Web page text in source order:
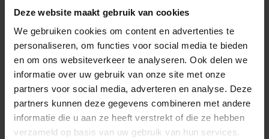
Deze website maakt gebruik van cookies
We gebruiken cookies om content en advertenties te
personaliseren, om functies voor social media te bieden
en om ons websiteverkeer te analyseren. Ook delen we
informatie over uw gebruik van onze site met onze
partners voor social media, adverteren en analyse. Deze
partners kunnen deze gegevens combineren met andere
informatie die u aan ze heeft verstrekt of die ze hebben
verzameld op basis van uw gebruik van hun services.
VNG is vooral ongerust over de rol van de gemeente.
In het huidige wetsvoorstel zou de gemeente bij het
ontbreken van een verklaring van een
kwaliteitsborger moeten handhaven tegen de nieuwe
[…]
Lees verder→